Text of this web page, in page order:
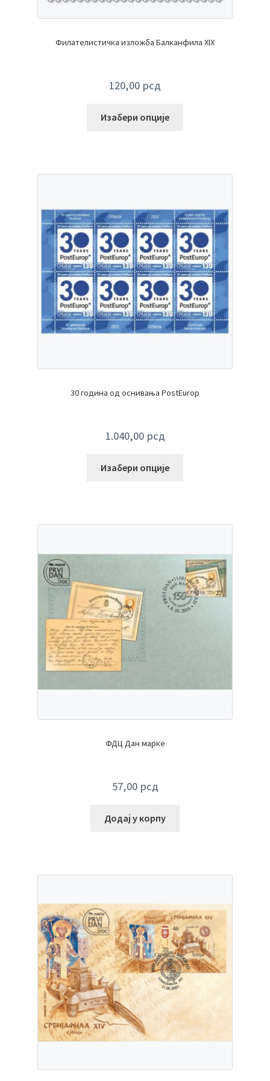
Филателистичка изложба Балканфила XIX
120,00 рсд
Изабери опције
30 година од оснивања PostEurop
1.040,00 рсд
Изабери опције
ФДЦ Дан марке
57,00 рсд
Додај у корпу